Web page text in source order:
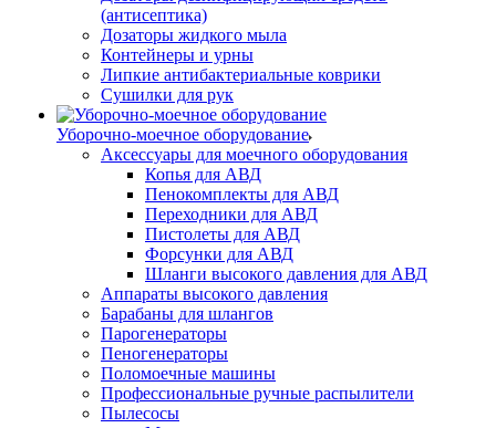
(антисептика)
Дозаторы жидкого мыла
Контейнеры и урны
Липкие антибактериальные коврики
Сушилки для рук
Уборочно-моечное оборудование
Аксессуары для моечного оборудования
Копья для АВД
Пенокомплекты для АВД
Переходники для АВД
Пистолеты для АВД
Форсунки для АВД
Шланги высокого давления для АВД
Аппараты высокого давления
Барабаны для шлангов
Парогенераторы
Пеногенераторы
Поломоечные машины
Профессиональные ручные распылители
Пылесосы